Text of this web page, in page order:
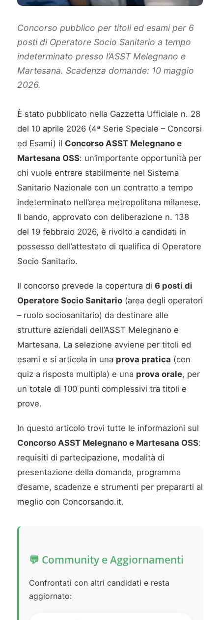
Concorso pubblico per titoli ed esami per 6
posti di Operatore Socio Sanitario a tempo
indeterminato presso l’ASST Melegnano e
Martesana. Scadenza domande: 10 maggio
2026.
È stato pubblicato nella Gazzetta Ufficiale n. 28
del 10 aprile 2026 (4ª Serie Speciale – Concorsi
ed Esami) il Concorso ASST Melegnano e
Martesana OSS: un’importante opportunità per
chi vuole entrare stabilmente nel Sistema
Sanitario Nazionale con un contratto a tempo
indeterminato nell’area metropolitana milanese.
Il bando, approvato con deliberazione n. 138
del 19 febbraio 2026, è rivolto a candidati in
possesso dell’attestato di qualifica di Operatore
Socio Sanitario.
Il concorso prevede la copertura di 6 posti di
Operatore Socio Sanitario (area degli operatori
– ruolo sociosanitario) da destinare alle
strutture aziendali dell’ASST Melegnano e
Martesana. La selezione avviene per titoli ed
esami e si articola in una prova pratica (con
quiz a risposta multipla) e una prova orale, per
un totale di 100 punti complessivi tra titoli e
prove.
In questo articolo trovi tutte le informazioni sul
Concorso ASST Melegnano e Martesana OSS:
requisiti di partecipazione, modalità di
presentazione della domanda, programma
d’esame, scadenze e strumenti per prepararti al
meglio con Concorsando.it.
💬 Community e Aggiornamenti
Confrontati con altri candidati e resta
aggiornato: